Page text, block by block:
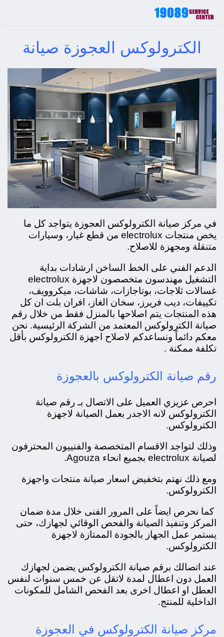
الكترولوكس العجوزة صيانة
في مركز صيانة الكترولوكس العجوزة يتواجد كل ما
يخص منتجات electrolux من قطع غيار، و
سيارات
متنقلة ومجهزة للاصلاح.
الدعم الفني على الخط الساخن ارشادات بداية
التشغيل مهندسون متخصصون لاجهزة electrolux
غسالات ثلاجات، بوتاجازات، شاشات، ميكروويف،
تكييفات، ديب فريرز، سخان الغاز، افران بلت ان كل
هذه المنتجات يتم اصلاحها بالمنزل فقط من خلال رقم
صيانة الكترولوكس المعتمد من الشركة الرئيسية. نحن
معكم دائماً ونساعدكم لاصلاح اجهزة الكترولوكس بأقل
تكلفة ممكنة .
رقم صيانة الكترولوكس بالعجوزة
احرص عزيزي العميل على الاتصال بـ رقم صيانة
الكترولوكس لانه الاجدر بعمل الصيانة لاجهزة
الكترولوكس.
وذلك لتواجد الاقسام المتخصصة والفنييون المحترفون
لصيانة electrolux بجميع انحاء Agouza.
ومع ذلك نهتم بتخفيض اسعار صيانة منتجات واجهزة
الكترولوكس.
كما نحرص ايضاً على المرور الفنى خلال مدة ضمان
المركز وتنفيذ الصيانة والفحص الوقائي لجهازك، حتى
يستمر عمل الجهاز بالجودة الممتازة لاجهزة
الكترولوكس.
عند اتصالك برقم صيانة الكترولوكس يضمن لجهازك
العمل دون اعطال لمدة لاتقل عن خمس سنوات لنفس
العطل او اعطال اخرى بعد الفحص الشامل للمكونات
الداخلية للمنتج.
مركز صيانة الكترولوكس في العجوزة